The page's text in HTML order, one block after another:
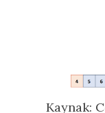
Kaynak: